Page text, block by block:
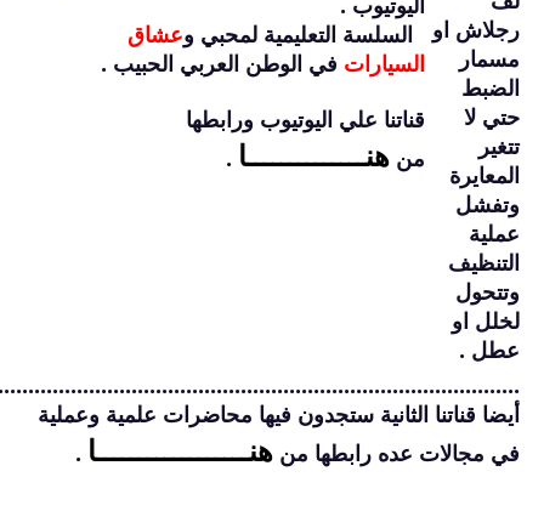
رجلاش او
مسمار
الضبط
حتي لا
تتغير
المعايرة
وتفشل
عملية
التنظيف
وتتحول
لخلل او
عطل .
السلسة التعليمية لمحبي وعشاق
السيارات في الوطن العربي الحبيب .
قناتنا علي اليوتيوب ورابطها
من هنــــــــــــــا .
أيضا قناتنا الثانية ستجدون فيها محاضرات علمية وعملية
في مجالات عده رابطها من هنــــــــــــــــــا .